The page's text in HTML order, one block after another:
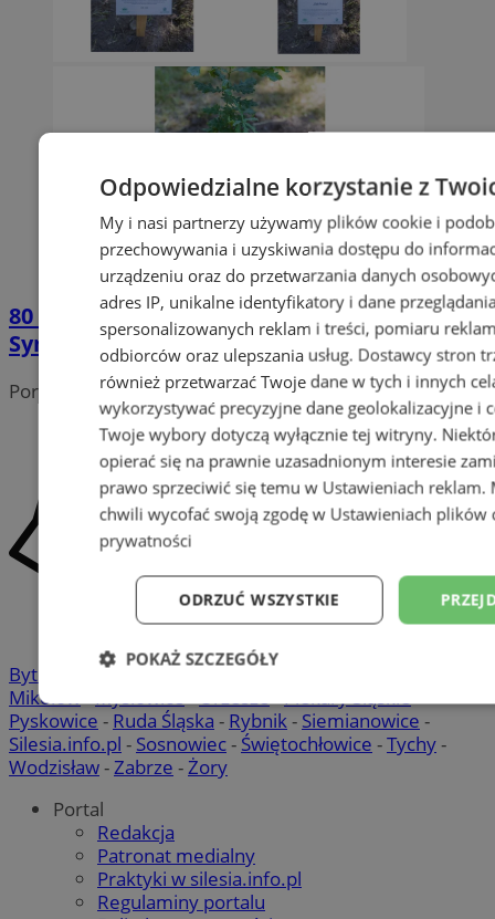
80 lat od Tragedii Górnośląskiej.
Symboliczny dąb stanie przy Zameczku
Portal należy do sieci
Bytom Chorzów-Gliwice- Katowice
Mikołów-Mysłowice-Orzesze-Piekary Śląskie-
Pyskowice - Ruda Śląska - Rybnik- Siemianowice -
Silesia.info.pl - Sosnowiec- Świętochłowice -Tychy-
Wodzisław-Zabrze -Żory
Portal
Redakcja
Patronat medialny
Praktyki w silesia.info.pl
Regulaminy portalu
Odpowiedzialne korzystanie z
My i nasi partnerzy używamy plików cookie i
przechowywania i uzyskiwania dostępu do
urządzeniu oraz do przetwarzania danych
adres IP, unikalne identyfikatory i dane
spersonalizowanych reklam i treści, pomiaru
odbiorców oraz ulepszania usług. Dostawcy stron
również przetwarzać Twoje dane w tych i innych
wykorzystywać precyzyjne dane geolokalizacyjne i
Twoje wybory dotyczą wyłącznie tej witryny.
opierać się na prawnie uzasadnionym interesie
prawo sprzeciwić się temu w Ustawieniach reklam.
chwili wycofać swoją zgodę w Ustawieniach plików
prywatności
ODRZUĆ WSZYSTKIE
POKAŻ SZCZEGÓŁY
Niezbędne Wydajność